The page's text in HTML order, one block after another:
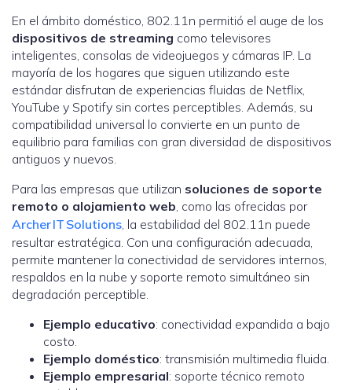
En el ámbito doméstico, 802.11n permitió el auge de los
dispositivos de streaming como televisores
inteligentes, consolas de videojuegos y cámaras IP. La
mayoría de los hogares que siguen utilizando este
estándar disfrutan de experiencias fluidas de Netflix,
YouTube y Spotify sin cortes perceptibles. Además, su
compatibilidad universal lo convierte en un punto de
equilibrio para familias con gran diversidad de dispositivos
antiguos y nuevos.
Para las empresas que utilizan soluciones de soporte
remoto o alojamiento web, como las ofrecidas por
Archer IT Solutions, la estabilidad del 802.11n puede
resultar estratégica. Con una configuración adecuada,
permite mantener la conectividad de servidores internos,
respaldos en la nube y soporte remoto simultáneo sin
degradación perceptible.
Ejemplo educativo: conectividad expandida a bajo
costo.
Ejemplo doméstico: transmisión multimedia fluida.
Ejemplo empresarial: soporte técnico remoto